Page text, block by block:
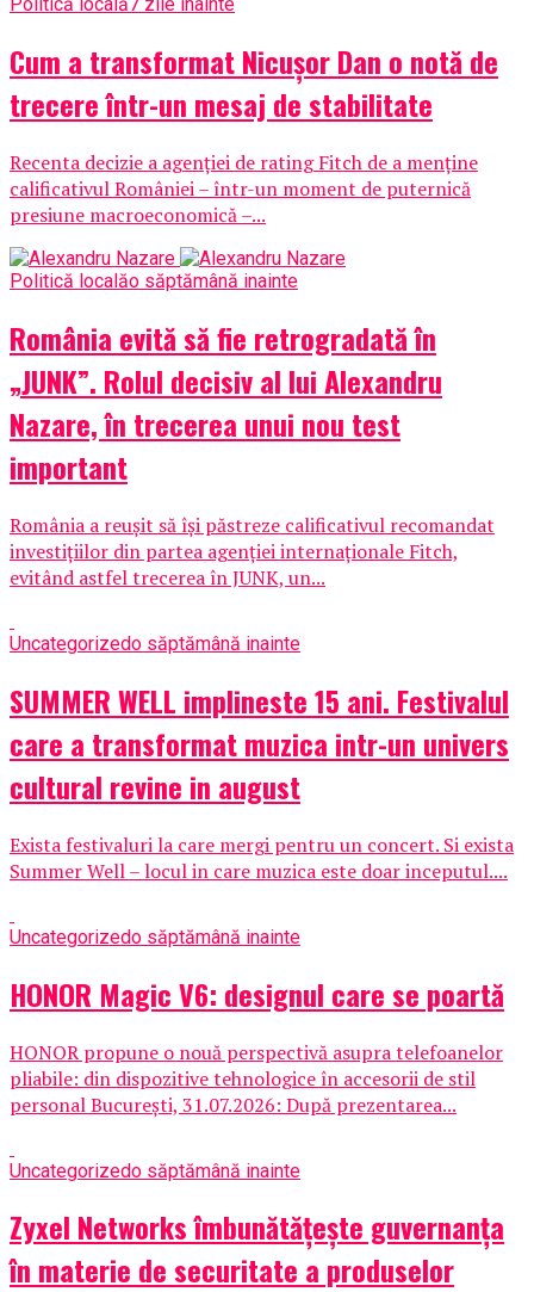
Politică locală7 zile inainte
Cum a transformat Nicușor Dan o notă de
trecere într-un mesaj de stabilitate
Recenta decizie a agenției de rating Fitch de a menține
calificativul României – într-un moment de puternică
presiune macroeconomică –...
Politică localăo săptămână inainte
România evită să fie retrogradată în
„JUNK”. Rolul decisiv al lui Alexandru
Nazare, în trecerea unui nou test
important
România a reușit să își păstreze calificativul recomandat
investițiilor din partea agenției internaționale Fitch,
evitând astfel trecerea în JUNK, un...
Uncategorizedo săptămână inainte
SUMMER WELL implineste 15 ani. Festivalul
care a transformat muzica intr-un univers
cultural revine in august
Exista festivaluri la care mergi pentru un concert. Si exista
Summer Well – locul in care muzica este doar inceputul....
Uncategorizedo săptămână inainte
HONOR Magic V6: designul care se poartă
HONOR propune o nouă perspectivă asupra telefoanelor
pliabile: din dispozitive tehnologice în accesorii de stil
personal București, 31.07.2026: După prezentarea...
Uncategorizedo săptămână inainte
Zyxel Networks îmbunătățește guvernanța
în materie de securitate a produselor